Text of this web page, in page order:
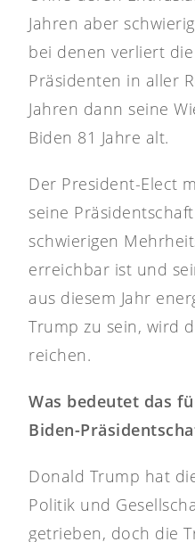
Jahren aber
bei denen verliert
Präsidenten in aller
Jahren dann seine
Biden 81 Jahre alt.
Der President-Elect
seine
schwierigen
erreichbar ist und
aus diesem Jahr
Trump zu sein, wird
reichen.
Was bedeutet das
Biden-
Donald Trump hat
Politik und
getrieben, doch die